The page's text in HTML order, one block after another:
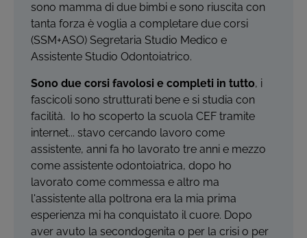
sono mamma di due bimbi e sono riuscita con
tanta forza è voglia a completare due corsi
(SSM+ASO) Segretaria Studio Medico e
Assistente Studio Odontoiatrico.
Sono due corsi favolosi e completi in tutto, i
fascicoli sono strutturati bene e si studia con
facilità. Io ho scoperto la scuola CEF tramite
internet... stavo cercando lavoro come
assistente, anni fa ho lavorato tre anni e mezzo
come assistente odontoiatrica, dopo ho
lavorato come commessa e altro ma
l'assistente alla poltrona era la mia prima
esperienza mi ha conquistato il cuore. Dopo
aver avuto la secondogenita o per la crisi o per